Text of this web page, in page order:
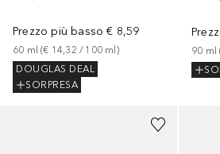
Prezzo più basso € 8,59
60 ml (€ 14,32 / 100 ml )
DOUGLAS DEAL
SORPRESA
90 ml